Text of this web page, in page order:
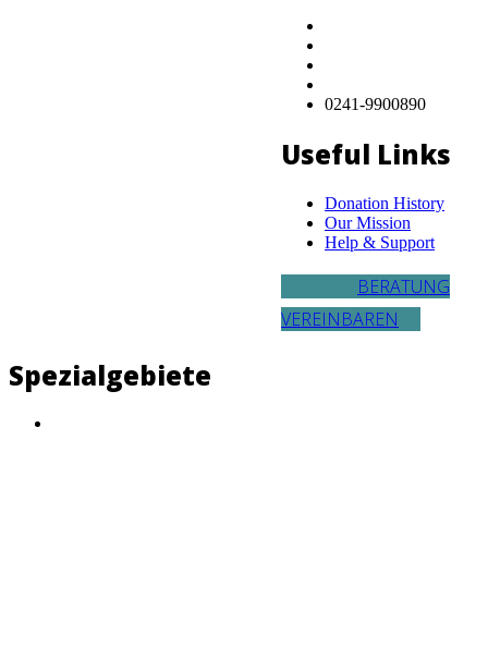
0241-9900890
Useful Links
Donation History
Our Mission
Help & Support
BERATUNG
VEREINBAREN
Spezialgebiete